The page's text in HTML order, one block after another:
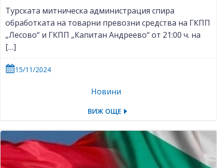
Турската митническа администрация спира
обработката на товарни превозни средства на ГКПП
„Лесово“ и ГКПП „Капитан Андреево“ от 21:00 ч. на
[…]
15/11/2024
Новини
ВИЖ ОЩЕ